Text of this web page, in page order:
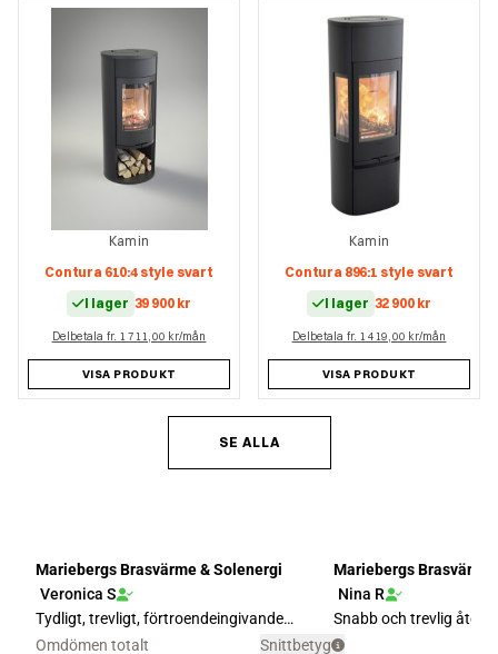
Kamin
Contura 610:4 style svart
I lager 39 900 kr
Delbetala fr. 1 711,00 kr/mån
VISA PRODUKT
Kamin
Contura 896:1 style svart
I lager 32 900 kr
Delbetala fr. 1 419,00 kr/mån
VISA PRODUKT
SE ALLA